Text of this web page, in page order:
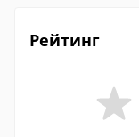
Рейтинг